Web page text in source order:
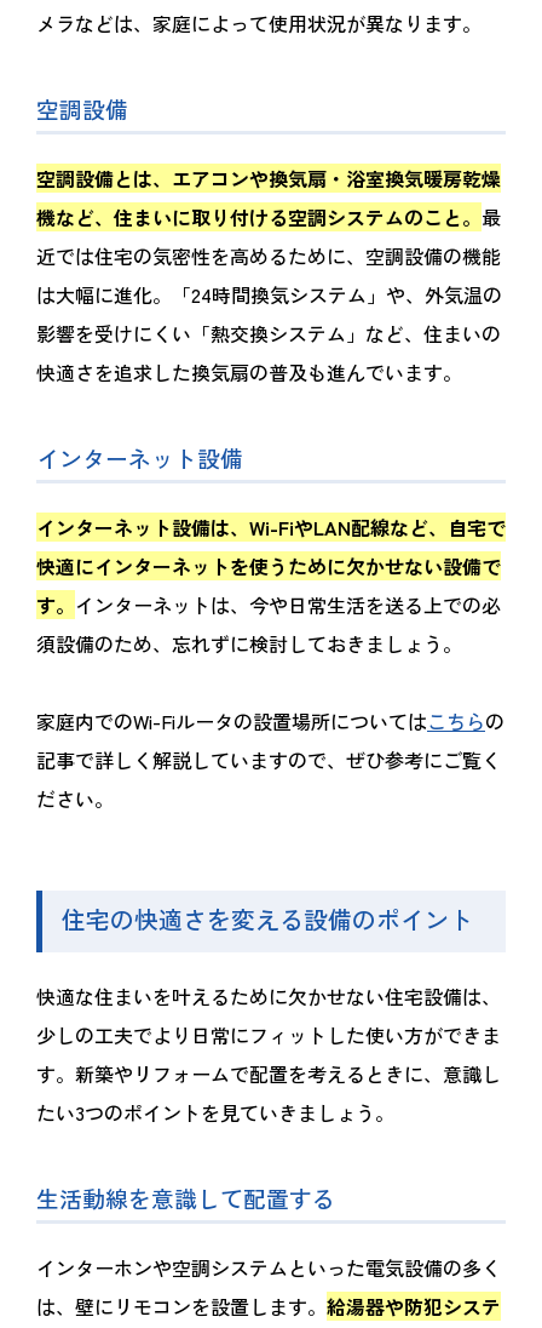
メラなどは、家庭によって使用状況が異なります。
空調設備
空調設備とは、エアコンや換気扇・浴室換気暖房乾燥
機など、住まいに取り付ける空調システムのこと。 最
近では住宅の気密性を高めるために、空調設備の機能
は大幅に進化。「24時間換気システム」や、外気温の
影響を受けにくい「熱交換システム」など、住まいの
快適さを追求した換気扇の普及も進んでいます。
インターネット設備
インターネット設備は、Wi-FiやLAN配線など、自宅で
快適にインターネットを使うために欠かせない設備で
す。 インターネットは、今や日常生活を送る上での必
須設備のため、忘れずに検討しておきましょう。
家庭内でのWi-Fiルータの設置場所についてはこちらの
記事で詳しく解説していますので、ぜひ参考にご覧く
ださい。
住宅の快適さを変える設備のポイント
快適な住まいを叶えるために欠かせない住宅設備は、
少しの工夫でより日常にフィットした使い方ができま
す。新築やリフォームで配置を考えるときに、意識し
たい3つのポイントを見ていきましょう。
生活動線を意識して配置する
インターホンや空調システムといった電気設備の多く
は、壁にリモコンを設置します。 給湯器や防犯システ